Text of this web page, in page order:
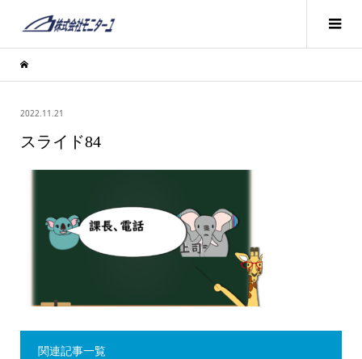
2022.11.21
スライド84
関連記事一覧